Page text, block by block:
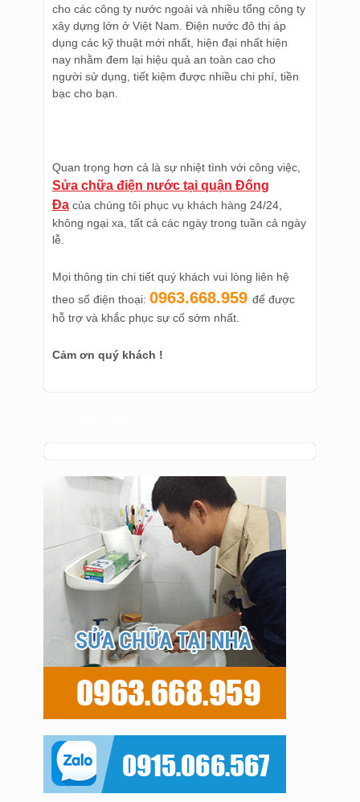
cho các công ty nước ngoài và nhiều tổng công ty
xây dựng lớn ở Việt Nam. Điện nước đô thị áp
dụng các kỹ thuật mới nhất, hiện đại nhất hiện
nay nhằm đem lại hiệu quả an toàn cao cho
người sử dụng, tiết kiệm được nhiều chi phí, tiền
bạc cho bạn.
Quan trọng hơn cả là sự nhiệt tình với công việc,
Sửa chữa điện nước tại quận Đống
Đa của chúng tôi phục vụ khách hàng 24/24,
không ngại xa, tất cả các ngày trong tuần cả ngày
lễ.
Mọi thông tin chi tiết quý khách vui lòng liên hệ
theo số điện thoại: 0963.668.959 để được
hỗ trợ và khắc phục sự cố sớm nhất.
Cảm ơn quý khách !